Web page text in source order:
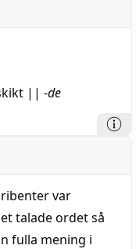
|| -de
var
talade ordet så
fulla mening i